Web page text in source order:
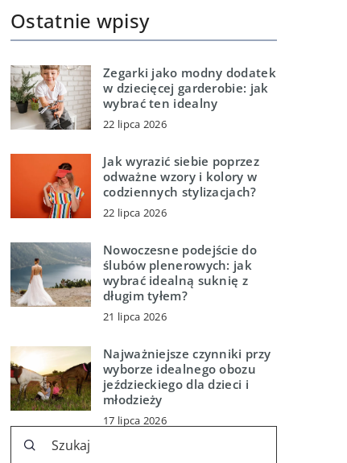
Ostatnie wpisy
Zegarki jako modny dodatek
w dziecięcej garderobie: jak
wybrać ten idealny
22 lipca 2026
Jak wyrazić siebie poprzez
odważne wzory i kolory w
codziennych stylizacjach?
22 lipca 2026
Nowoczesne podejście do
ślubów plenerowych: jak
wybrać idealną suknię z
długim tyłem?
21 lipca 2026
Najważniejsze czynniki przy
wyborze idealnego obozu
jeździeckiego dla dzieci i
młodzieży
17 lipca 2026